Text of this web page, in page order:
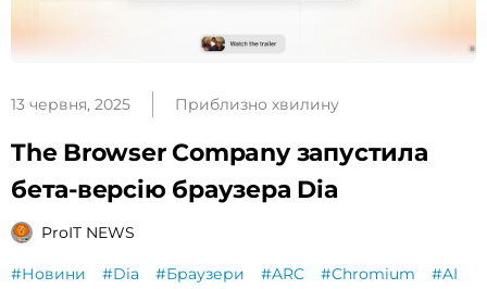
13 червня, 2025 Приблизно хвилину
The Browser Company запустила
бета-версію браузера Dia
ProIT NEWS
#Новини #Dia #Браузери #ARC #Chromium #AI